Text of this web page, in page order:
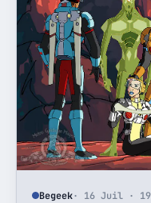
Begeek· 16 Juil ·